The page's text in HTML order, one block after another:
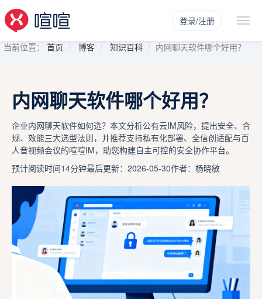
登录/注册
当前位置： 首页 博客 知识百科 内网聊天软件哪个好用？
内网聊天软件哪个好用？
企业内网聊天软件如何选？本文分析公有云IM风险，提出安全、合
规、效能三大选型法则，并推荐支持私有化部署、全信创适配与百
人音视频会议的喧喧IM，助您构建自主可控的安全协作平台。
预计阅读时间14分钟最后更新：2026-05-30作者：杨晓敏